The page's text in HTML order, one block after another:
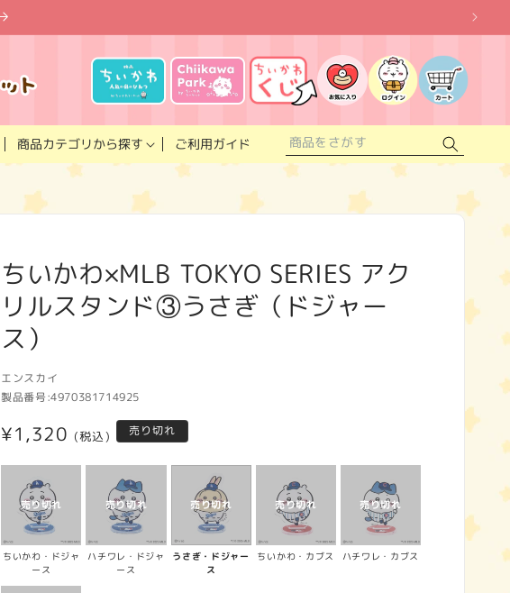
商品カテゴリから探す ご利用ガイド
入
り
ス
ト
グ
イ
カ
ー
ト
ちいかわ×MLB TOKYO SERIES アク
リルスタンド③うさぎ（ドジャー
ス）
エンスカイ
製品番号:4970381714925
通
常
格
¥1,320 (税込) 売り切れ
ちいかわ・ドジャ
ース
ハチワレ・ドジャ
ース
うさぎ・ドジャー
ス
ちいかわ・カブス ハチワレ・カブス